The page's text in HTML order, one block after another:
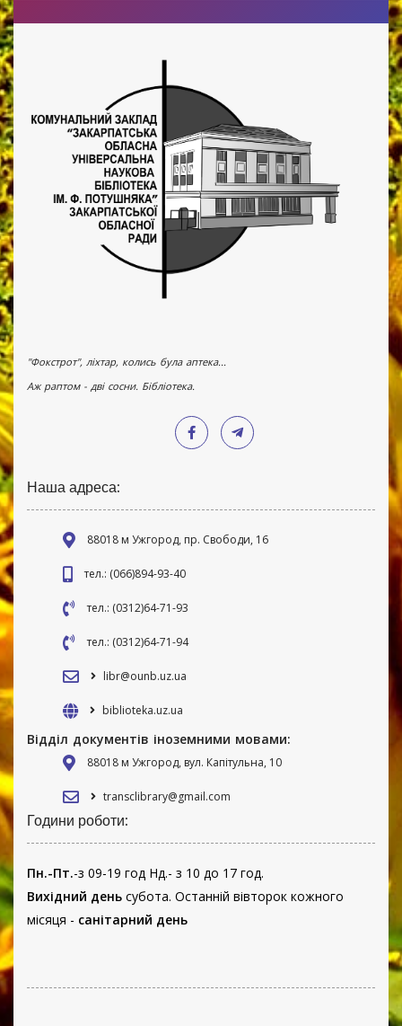
"Фокстрот", ліхтар, колись була аптека...
Аж раптом - дві сосни. Бібліотека.
Наша адреса:
88018 м Ужгород, пр. Свободи, 16
тел.: (066)894-93-40
тел.: (0312)64-71-93
тел.: (0312)64-71-94
libr@ounb.uz.ua
biblioteka.uz.ua
Відділ документів іноземними мовами:
88018 м Ужгород, вул. Капітульна, 10
transclibrary@gmail.com
Години роботи:
Пн.-Пт.-з 09-19 год Нд.- з 10 до 17 год.
Вихідний день субота. Останній вівторок кожного
місяця - санітарний день